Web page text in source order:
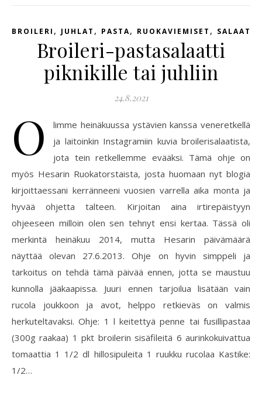
BROILERI , JUHLAT , PASTA, RUOKAVIEMISET , SALAATTI
Broileri-pastasalaatti
piknikille tai juhliin
24.8.2021
O
limme heinäkuussa ystävien kanssa veneretkellä
ja laitoinkin Instagramiin kuvia broilerisalaatista,
jota tein retkellemme evääksi. Tämä ohje on
myös Hesarin Ruokatorstaista, josta huomaan nyt blogia
kirjoittaessani kerränneeni vuosien varrella aika monta ja
hyvää ohjetta talteen. Kirjoitan aina irtirepäistyyn
ohjeeseen milloin olen sen tehnyt ensi kertaa. Tässä oli
merkintä heinäkuu 2014, mutta Hesarin päivämäärä
näyttää olevan 27.6.2013. Ohje on hyvin simppeli ja
tarkoitus on tehdä tämä päivää ennen, jotta se maustuu
kunnolla jääkaapissa. Juuri ennen tarjoilua lisätään vain
rucola joukkoon ja avot, helppo retkieväs on valmis
herkuteltavaksi. Ohje: 1 l keitettyä penne tai fusillipastaa
(300g raakaa) 1 pkt broilerin sisäfileitä 6 aurinkokuivattua
tomaattia 1 1/2 dl hillosipuleita 1 ruukku rucolaa Kastike:
1/2…